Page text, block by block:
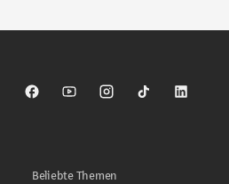
Sparkasse auf Facebook
Sparkasse auf Youtube
Sparkasse aufSparkasse auf
Beliebte Themen